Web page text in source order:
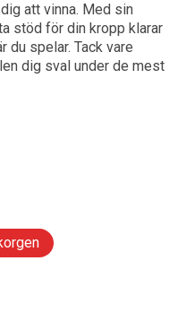
att vinna. Med sin
stöd för din kropp klarar
du spelar. Tack vare
dig sval under de mest